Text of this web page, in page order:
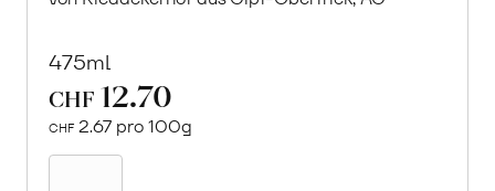
475ml
CHF 12.70
CHF 2.67 pro 100g